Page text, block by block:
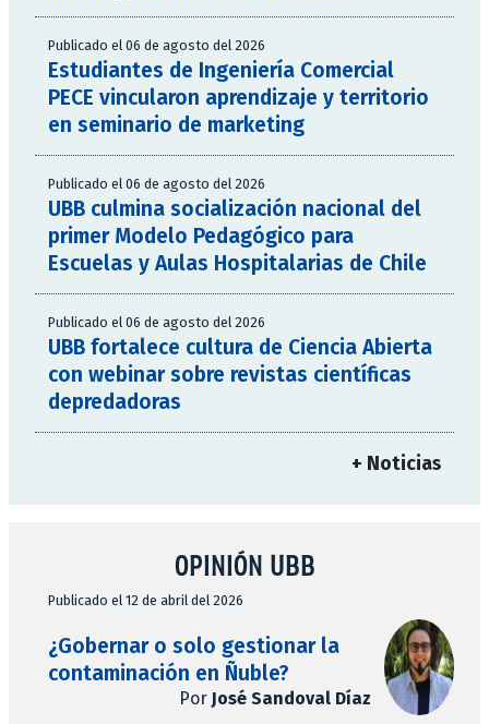
Publicado el 06 de agosto del 2026
Estudiantes de Ingeniería Comercial
PECE vincularon aprendizaje y territorio
en seminario de marketing
Publicado el 06 de agosto del 2026
UBB culmina socialización nacional del
primer Modelo Pedagógico para
Escuelas y Aulas Hospitalarias de Chile
Publicado el 06 de agosto del 2026
UBB fortalece cultura de Ciencia Abierta
con webinar sobre revistas científicas
depredadoras
+ Noticias
OPINIÓN UBB
Publicado el 12 de abril del 2026
¿Gobernar o solo gestionar la
contaminación en Ñuble?
Por José Sandoval Díaz